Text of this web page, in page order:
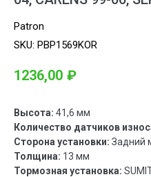
Patron
SKU: PBP1569KOR
1236,00 ₽
Высота: 41,6 мм
Количество датчиков
Сторона установки: Задний
Толщина: 13 мм
Тормозная установка: